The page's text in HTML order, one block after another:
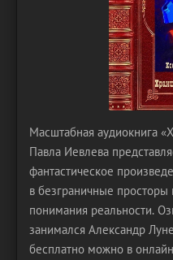
Масштабная аудиокнига
Павла Иевлева
фантастическое
в безграничные
понимания реальности.
занимался Александр
бесплатно можно в